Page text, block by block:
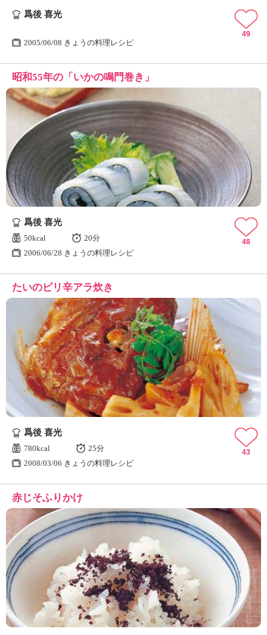
爲後 喜光
2005/06/08 きょうの料理レシピ
49
昭和55年の「いかの鳴門巻き」
爲後 喜光
50kcal
20分
2006/06/28 きょうの料理レシピ
48
たいのピリ辛アラ炊き
爲後 喜光
780kcal
25分
2008/03/06 きょうの料理レシピ
43
赤じそふりかけ